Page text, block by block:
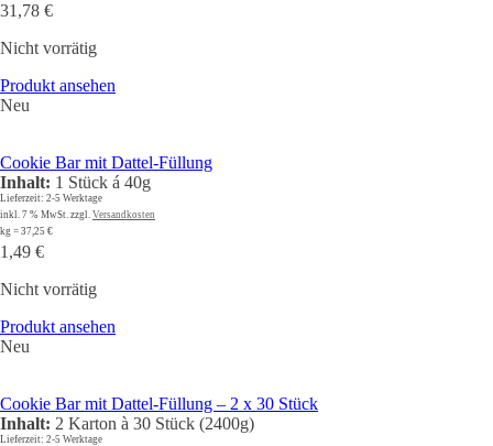
31,78 €
Nicht vorrätig
Produkt ansehen
Neu
Cookie Bar mit Dattel-Füllung
Inhalt: 1 Stück á 40g
Lieferzeit: 2-5 Werktage
inkl. 7 % MwSt. zzgl. Versandkosten
kg = 37,25 €
1,49 €
Nicht vorrätig
Produkt ansehen
Neu
Cookie Bar mit Dattel-Füllung – 2 x 30 Stück
Inhalt: 2 Karton à 30 Stück (2400g)
Lieferzeit: 2-5 Werktage